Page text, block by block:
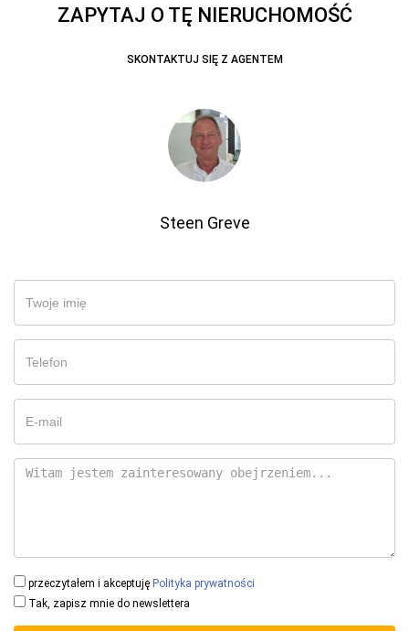
ZAPYTAJ O TĘ NIERUCHOMOŚĆ
SKONTAKTUJ SIĘ Z AGENTEM
Steen Greve
przeczytałem i akceptuję Polityka prywatności
Tak, zapisz mnie do newslettera